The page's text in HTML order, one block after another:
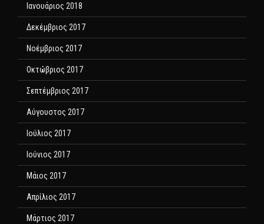
Ιανουάριος 2018
Δεκέμβριος 2017
Νοέμβριος 2017
Οκτώβριος 2017
Σεπτέμβριος 2017
Αύγουστος 2017
Ιούλιος 2017
Ιούνιος 2017
Μάιος 2017
Απρίλιος 2017
Μάρτιος 2017